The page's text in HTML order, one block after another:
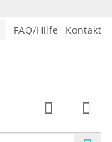
FAQ/Hilfe Kontakt